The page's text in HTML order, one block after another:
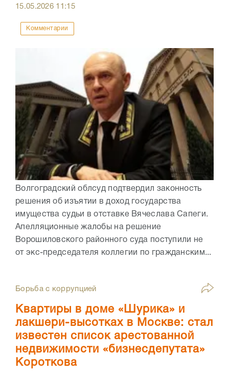
15.05.2026 11:15
Комментарии
Волгоградский облсуд подтвердил законность
решения об изъятии в доход государства
имущества судьи в отставке Вячеслава Сапеги.
Апелляционные жалобы на решение
Ворошиловского районного суда поступили не
от экс-председателя коллегии по гражданским...
Борьба с коррупцией
Квартиры в доме «Шурика» и
лакшери-высотках в Москве: стал
известен список арестованной
недвижимости «бизнесдепутата»
Короткова